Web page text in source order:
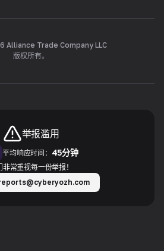
Alliance Trade Company LLC
版权所有。
举报滥用
平均响应时间： 45分钟
非常重视每一份举报！